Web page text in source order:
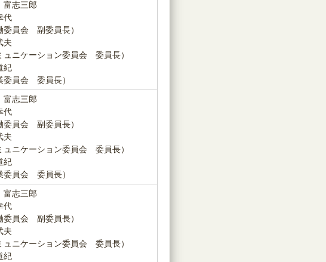
志三郎
代
員会 副委員長）
夫
ニケーション委員会 委員長）
紀
員会 委員長）
志三郎
代
員会 副委員長）
夫
ニケーション委員会 委員長）
紀
員会 委員長）
志三郎
代
員会 副委員長）
夫
ニケーション委員会 委員長）
紀